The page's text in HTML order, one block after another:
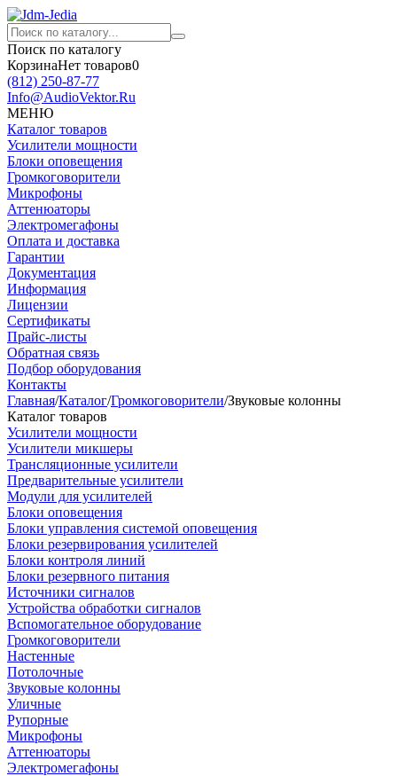
Поиск по каталогу
КорзинаНет товаров0
(812) 250-87-77
Info@AudioVektor.Ru
МЕНЮ
Каталог товаров
Усилители мощности
Блоки оповещения
Громкоговорители
Микрофоны
Аттенюаторы
Электромегафоны
Оплата и доставка
Гарантии
Документация
Информация
Лицензии
Сертификаты
Прайс-листы
Обратная связь
Подбор оборудования
Контакты
Главная/Каталог/Громкоговорители/Звуковые колонны
Каталог товаров
Усилители мощности
Усилители микшеры
Трансляционные усилители
Предварительные усилители
Модули для усилителей
Блоки оповещения
Блоки управления системой оповещения
Блоки резервирования усилителей
Блоки контроля линий
Блоки резервного питания
Источники сигналов
Устройства обработки сигналов
Вспомогательное оборудование
Громкоговорители
Настенные
Потолочные
Звуковые колонны
Уличные
Рупорные
Микрофоны
Аттенюаторы
Электромегафоны